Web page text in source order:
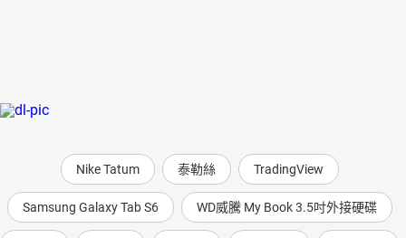
Nike Tatum 泰勒絲 TradingView
Samsung Galaxy Tab S6 WD威騰 My Book 3.5吋外接硬碟